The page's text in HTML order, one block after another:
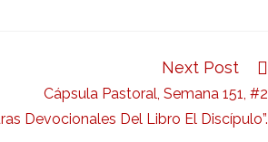
Next Post
Cápsula Pastoral, Semana 151, #2
Devocionales Del Libro El Discípulo”.